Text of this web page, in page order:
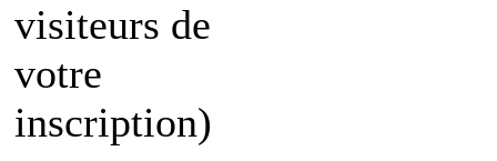
visiteurs de
votre
inscription)